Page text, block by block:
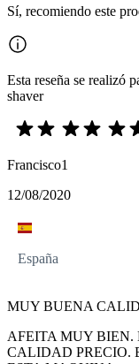
Sí, recomiendo este
Esta reseña se realizó
shaver
Francisco1
12/08/2020
España
MUY BUENA
AFEITA MUY BIEN.
CALIDAD PRECIO.